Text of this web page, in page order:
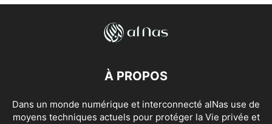
À PROPOS
Dans un monde numérique et interconnecté alNas use de
moyens techniques actuels pour protéger la Vie privée et